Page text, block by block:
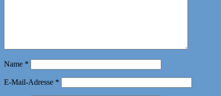
Name *
E-Mail-Adresse *